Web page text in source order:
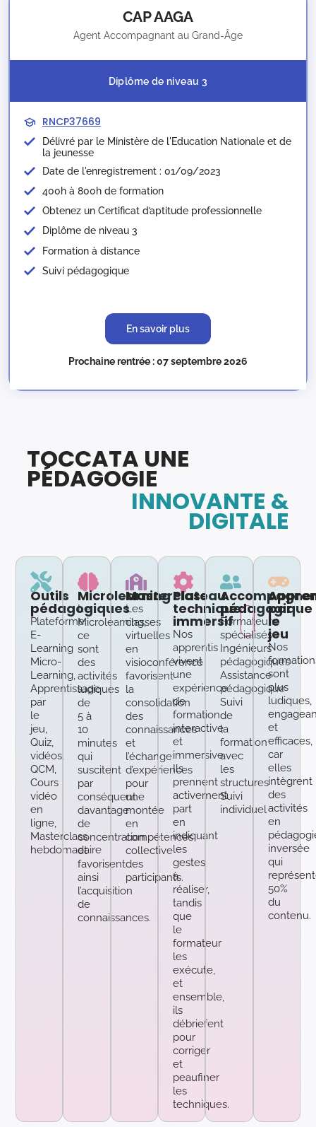
CAP AAGA
Agent Accompagnant au Grand-Âge
Diplôme de niveau 3
RNCP37669
Délivré par le Ministère de l'Education Nationale et de
la jeunesse​
Date de l'enregistrement : 01/09/2023
400h à 800h de formation
Obtenez un Certificat d’aptitude professionnelle
Diplôme de niveau 3
Formation à distance
Suivi pédagogique
En savoir plus
Prochaine rentrée : 07 septembre 2026
TOCCATA UNE
PÉDAGOGIE
INNOVANTE &
DIGITALE
Outils
pédagogiques
Plateforme
E-
Learning
Micro-
Learning,
Apprentissage
par
le
jeu,
Quiz,
vidéos,
QCM,
Cours
vidéo
en
ligne,
Masterclass
hebdomadaire
Microlearning
Le
Microlearning,
ce
sont
des
activités
ludiques
de
5 à
10
minutes
qui
suscitent
par
conséquent
davantage
de
concentration
et
favorisent
ainsi
l’acquisition
de
connaissances.
Masterclass
Les
classes
virtuelles
en
visioconférence
favorisent
la
consolidation
des
connaissances
et
l’échange
d’expériences
pour
une
montée
en
compétences
collective
des
participants.
Plateau
technique
immersif
Nos
apprentis
vivent
une
expérience
de
formation
interactive
et
immersive.
Ils
prennent
activement
part
en
indiquant
les
gestes
à
réaliser,
tandis
que
le
formateur
les
exécute,
et
ensemble,
ils
débriefent
pour
corriger
et
peaufiner
les
techniques.
pédagogique
Formateurs
spécialisés
Ingénieurs
pédagogiques
Assistance
pédagogique
Suivi
de
la
formation
avec
les
structures
Suivi
individuel
par
le
jeu
Nos
sont
plus
ludiques,
et
efficaces,
car
elles
intègrent
des
activités
en
inversée
qui
50%
du
contenu.